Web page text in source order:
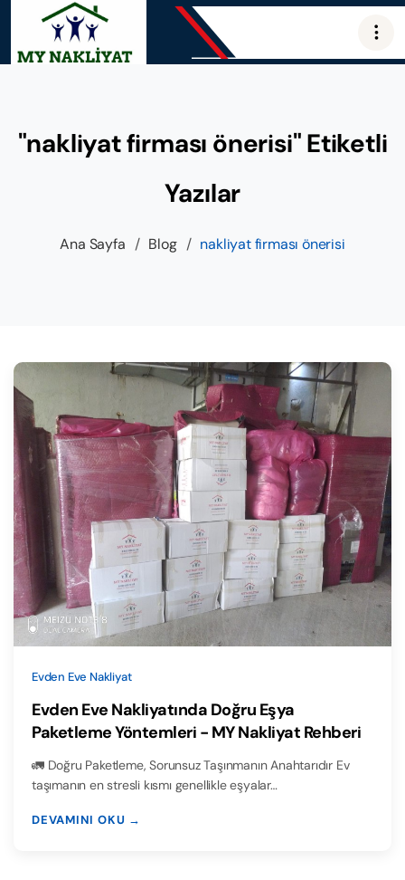
"nakliyat firması önerisi" Etiketli
Yazılar
Ana Sayfa / Blog / nakliyat firması önerisi
Evden Eve Nakliyat
Evden Eve Nakliyatında Doğru Eşya
Paketleme Yöntemleri - MY Nakliyat Rehberi
🚛 Doğru Paketleme, Sorunsuz Taşınmanın Anahtarıdır Ev
taşımanın en stresli kısmı genellikle eşyalar…
DEVAMINI OKU →